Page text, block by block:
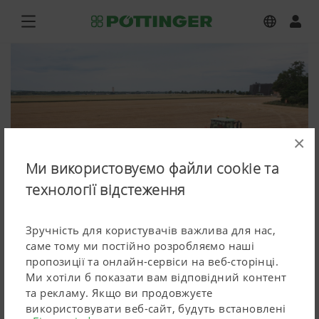
×
Ми використовуємо файли cookie та
технології відстеження
Зручність для користувачів важлива для нас,
саме тому ми постійно розробляємо наші
пропозиції та онлайн-сервіси на веб-сторінці.
Ми хотіли б показати вам відповідний контент
та рекламу. Якщо ви продовжуєте
використовувати веб-сайт, будуть встановлені
TERRIA 4040
Завантажити фото з кращим розширенням